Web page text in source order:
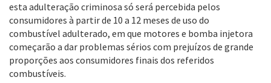
esta adulteração criminosa só será percebida pelos
consumidores à partir de 10 a 12 meses de uso do
combustível adulterado, em que motores e bomba injetora
começarão a dar problemas sérios com prejuízos de grande
proporções aos consumidores finais dos referidos
combustíveis.